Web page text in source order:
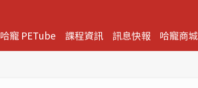
哈寵 PETube 課程資訊 訊息快報 哈寵商城